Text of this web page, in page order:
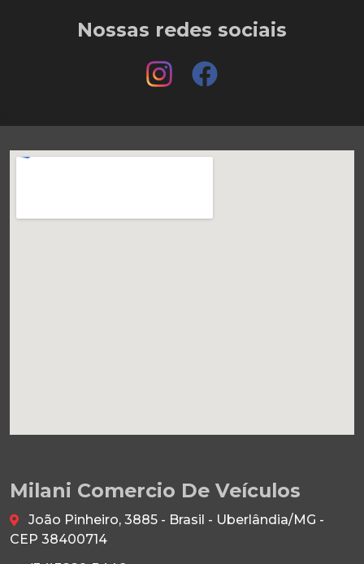
Nossas redes sociais
Milani Comercio De Veículos
João Pinheiro, 3885 - Brasil - Uberlândia/MG -
CEP 38400714